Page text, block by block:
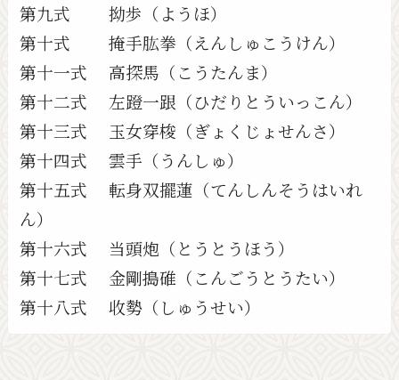
第九式 拗歩（ようほ）
第十式 掩手肱拳（えんしゅこうけん）
第十一式 高探馬（こうたんま）
第十二式 左蹬一跟（ひだりとういっこん）
第十三式 玉女穿梭（ぎょくじょせんさ）
第十四式 雲手（うんしゅ）
第十五式 転身双擺蓮（てんしんそうはいれ
ん）
第十六式 当頭炮（とうとうほう）
第十七式 金剛搗碓（こんごうとうたい）
第十八式 收勢（しゅうせい）